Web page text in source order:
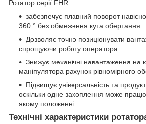
Ротатор серії FHR
забезпечує плавний поворот
360 ° без обмеження кута обертання.
Дозволяє точно позиціонувати
спрощуючи роботу оператора.
Знижує механічні навантаження на
маніпулятора рахунок рівномірного
Підвищує універсальність та
оскільки одне захоплення може
якому положенні.
Технічні характеристики